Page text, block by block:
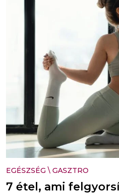
EGÉSZSÉG \ GASZTRO
7 étel, ami